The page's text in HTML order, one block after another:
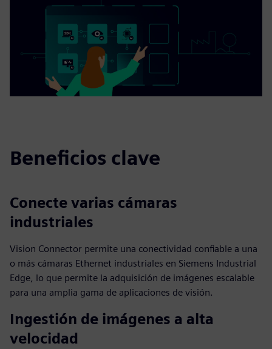
Beneficios clave
Conecte varias cámaras
industriales
Vision Connector permite una conectividad confiable a una
o más cámaras Ethernet industriales en Siemens Industrial
Edge, lo que permite la adquisición de imágenes escalable
para una amplia gama de aplicaciones de visión.
Ingestión de imágenes a alta
velocidad